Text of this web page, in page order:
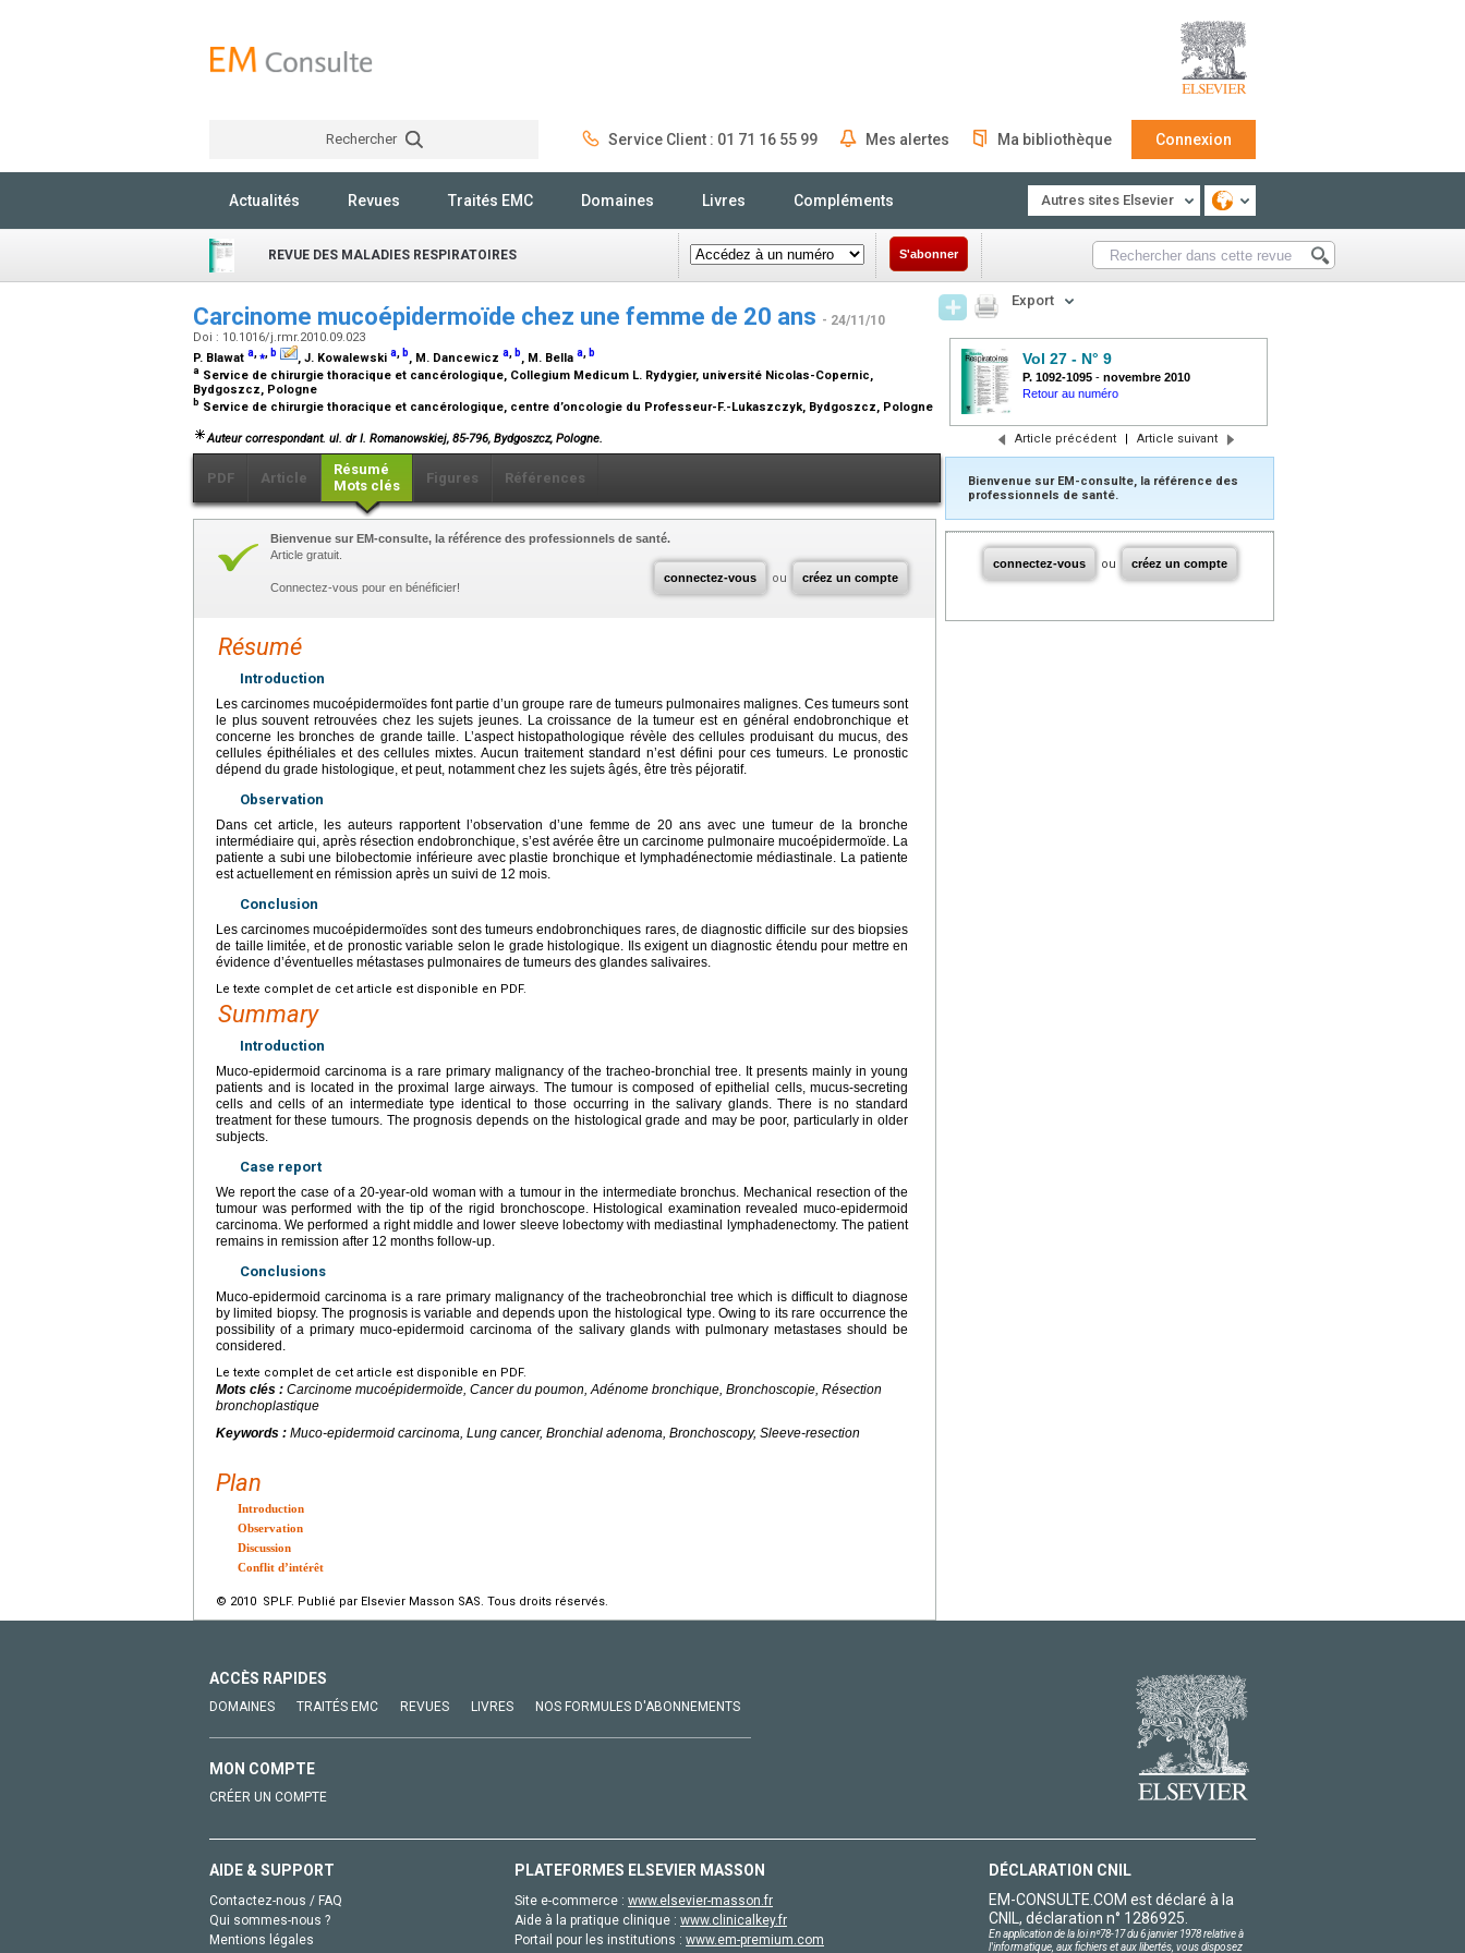
Rechercher Service Client : 01 71 16 55 99 Mes alertes Ma bibliothèque Connexion
Actualités Revues Traités EMC Domaines Livres Compléments Autres sites Elsevier
REVUE DES MALADIES RESPIRATOIRES S'abonner
Carcinome mucoépidermoïde chez une femme de 20 ans - 24/11/10
Doi : 10.1016/j.rmr.2010.09.023
P. Blawat a,⁎, b , J. Kowalewski a, b, M. Dancewicz a, b, M. Bella a, b
a Service de chirurgie thoracique et cancérologique, Collegium Medicum L. Rydygier, université Nicolas-Copernic,
Bydgoszcz, Pologne
b Service de chirurgie thoracique et cancérologique, centre d’oncologie du Professeur-F.-Lukaszczyk, Bydgoszcz, Pologne
Auteur correspondant. ul. dr I. Romanowskiej, 85-796, Bydgoszcz, Pologne.
PDF Article
Résumé
Mots clés
Figures Références
connectez-vous ou créez un compte
Bienvenue sur EM-consulte, la référence des professionnels de santé.
Article gratuit.
Connectez-vous pour en bénéficier!
Résumé
Introduction
Les carcinomes mucoépidermoïdes font partie d’un groupe rare de tumeurs pulmonaires malignes. Ces tumeurs sont
le plus souvent retrouvées chez les sujets jeunes. La croissance de la tumeur est en général endobronchique et
concerne les bronches de grande taille. L’aspect histopathologique révèle des cellules produisant du mucus, des
cellules épithéliales et des cellules mixtes. Aucun traitement standard n’est défini pour ces tumeurs. Le pronostic
dépend du grade histologique, et peut, notamment chez les sujets âgés, être très péjoratif.
Observation
Dans cet article, les auteurs rapportent l’observation d’une femme de 20 ans avec une tumeur de la bronche
intermédiaire qui, après résection endobronchique, s’est avérée être un carcinome pulmonaire mucoépidermoïde. La
patiente a subi une bilobectomie inférieure avec plastie bronchique et lymphadénectomie médiastinale. La patiente
est actuellement en rémission après un suivi de 12 mois.
Conclusion
Les carcinomes mucoépidermoïdes sont des tumeurs endobronchiques rares, de diagnostic difficile sur des biopsies
de taille limitée, et de pronostic variable selon le grade histologique. Ils exigent un diagnostic étendu pour mettre en
évidence d’éventuelles métastases pulmonaires de tumeurs des glandes salivaires.
Le texte complet de cet article est disponible en PDF.
Summary
Introduction
Muco-epidermoid carcinoma is a rare primary malignancy of the tracheo-bronchial tree. It presents mainly in young
patients and is located in the proximal large airways. The tumour is composed of epithelial cells, mucus-secreting
cells and cells of an intermediate type identical to those occurring in the salivary glands. There is no standard
treatment for these tumours. The prognosis depends on the histological grade and may be poor, particularly in older
subjects.
Case report
We report the case of a 20-year-old woman with a tumour in the intermediate bronchus. Mechanical resection of the
tumour was performed with the tip of the rigid bronchoscope. Histological examination revealed muco-epidermoid
carcinoma. We performed a right middle and lower sleeve lobectomy with mediastinal lymphadenectomy. The patient
remains in remission after 12 months follow-up.
Conclusions
Muco-epidermoid carcinoma is a rare primary malignancy of the tracheobronchial tree which is difficult to diagnose
by limited biopsy. The prognosis is variable and depends upon the histological type. Owing to its rare occurrence the
possibility of a primary muco-epidermoid carcinoma of the salivary glands with pulmonary metastases should be
considered.
Le texte complet de cet article est disponible en PDF.
Mots clés : Carcinome mucoépidermoïde, Cancer du poumon, Adénome bronchique, Bronchoscopie, Résection
bronchoplastique
Keywords : Muco-epidermoid carcinoma, Lung cancer, Bronchial adenoma, Bronchoscopy, Sleeve-resection
Plan
Introduction
Observation
Discussion
Conflit d’intérêt
© 2010 SPLF. Publié par Elsevier Masson SAS. Tous droits réservés.
Export
Vol 27 - N° 9
P. 1092-1095 - novembre 2010
Retour au numéro
Article précédent | Article suivant
Bienvenue sur EM-consulte, la référence des
professionnels de santé.
connectez-vous ou créez un compte
ACCÈS RAPIDES
DOMAINES TRAITÉS EMC REVUES LIVRES NOS FORMULES D'ABONNEMENTS
MON COMPTE
CRÉER UN COMPTE
AIDE & SUPPORT
Contactez-nous / FAQ
Qui sommes-nous ?
Mentions légales
PLATEFORMES ELSEVIER MASSON
Site e-commerce : www.elsevier-masson.fr
Aide à la pratique clinique : www.clinicalkey.fr
Portail pour les institutions : www.em-premium.com
DÉCLARATION CNIL
EM-CONSULTE.COM est déclaré à la
CNIL, déclaration n° 1286925.
En application de la loi nº78-17 du 6 janvier 1978 relative à
l'informatique, aux fichiers et aux libertés, vous disposez